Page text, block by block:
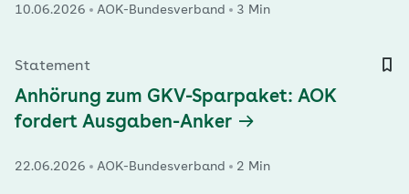
10.06.2026 AOK-Bundesverband 3 Min
Statement
Anhörung zum GKV-Sparpaket: AOK
fordert Ausgaben-Anker
22.06.2026 AOK-Bundesverband 2 Min